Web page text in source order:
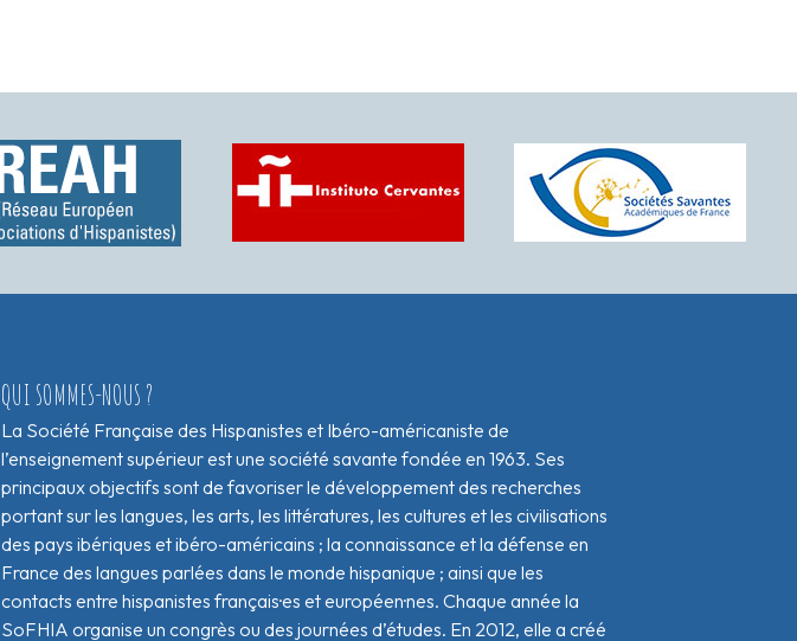
QUI SOMMES-NOUS ?
La Société Française des Hispanistes et Ibéro-américaniste de
l’enseignement supérieur est une société savante fondée en 1963. Ses
principaux objectifs sont de favoriser le développement des recherches
portant sur les langues, les arts, les littératures, les cultures et les civilisations
des pays ibériques et ibéro-américains ; la connaissance et la défense en
France des langues parlées dans le monde hispanique ; ainsi que les
contacts entre hispanistes français·es et européen·nes. Chaque année la
SoFHIA organise un congrès ou des journées d’études. En 2012, elle a créé